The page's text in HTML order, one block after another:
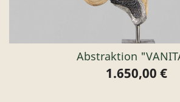
Abstraktion
Preis
1.650,00 €